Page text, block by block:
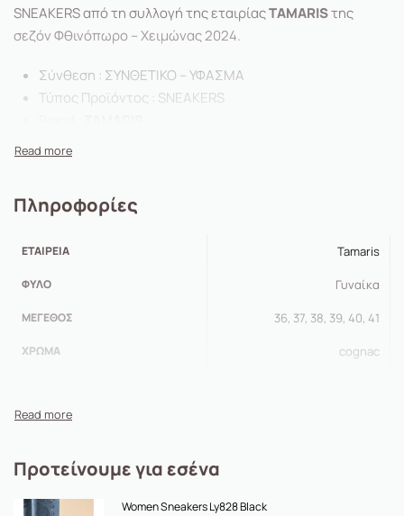
SNEAKERS από τη συλλογή της εταιρίαςTAMARISτης
σεζόν Φθινόπωρο – Χειμώνας 2024.
Σύνθεση : ΣΥΝΘΕΤΙΚΟ – ΥΦΑΣΜΑ
Τύπος Προϊόντος : SNEAKERS
Ύψος Τακουνιού : ΜΕΣΑΙΟ – 5 εκ
Πληροφορίες
ΕΤΑΙΡΕΊΑ Tamaris
ΦΎΛΟ Γυναίκα
ΜΈΓΕΘΟΣ 36, 37, 38, 39, 40, 41
ΧΡΏΜΑ cognac
Προτείνουμε για εσένα
Women Sneakers Ly828 Black